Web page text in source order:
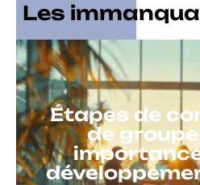
Les
Étapes de
de